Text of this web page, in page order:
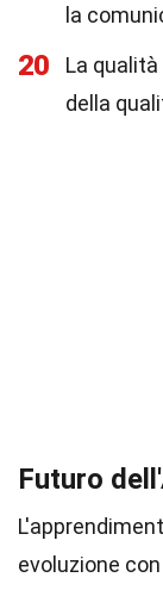
la
20
La
della
Futuro
evoluzione